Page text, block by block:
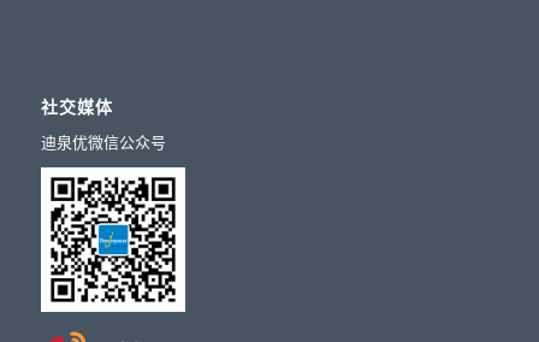
社交媒体
迪泉优微信公众号